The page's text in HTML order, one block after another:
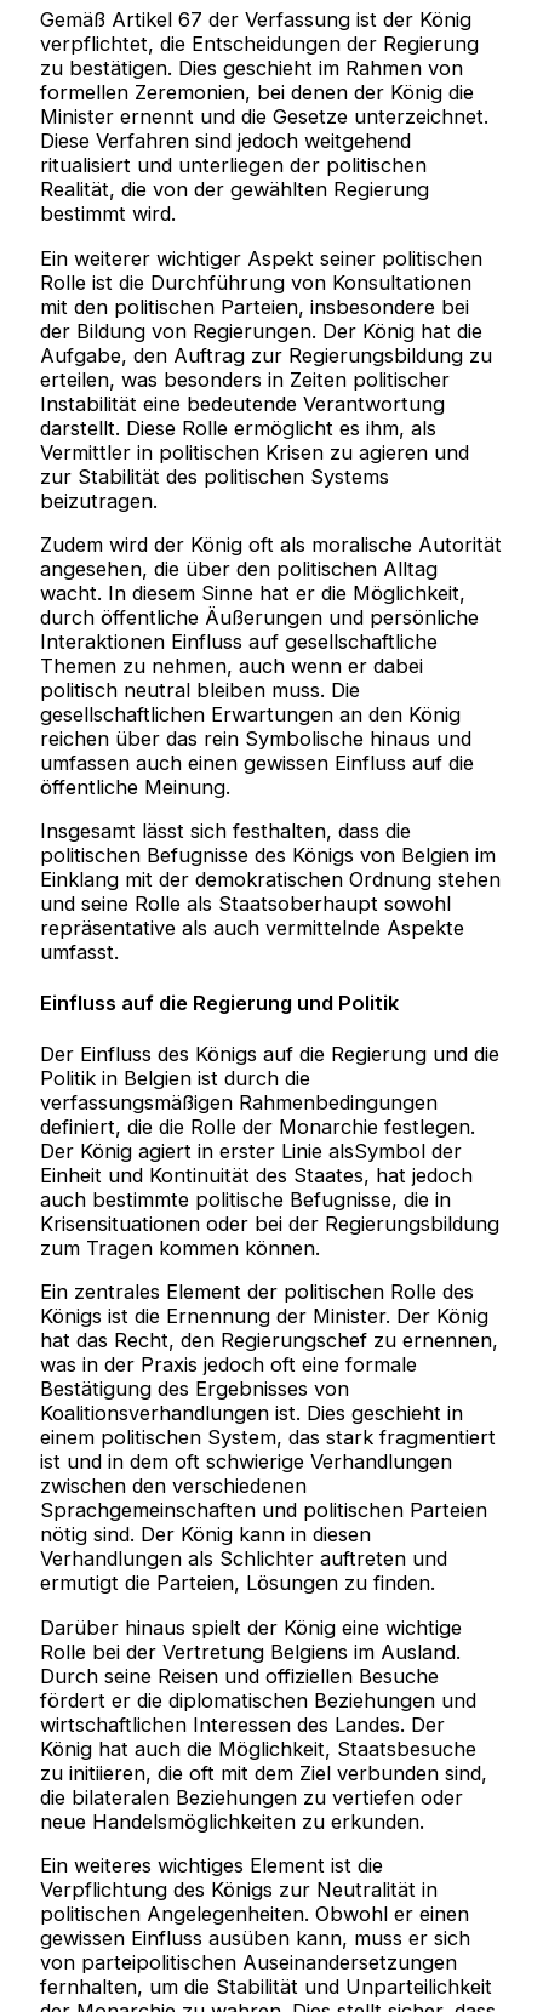
Gemäß Artikel 67 der Verfassung ist der König
verpflichtet, die Entscheidungen der Regierung
zu bestätigen. Dies geschieht im Rahmen von
formellen Zeremonien, bei denen der König die
Minister ernennt und die Gesetze unterzeichnet.
Diese Verfahren sind jedoch weitgehend
ritualisiert und unterliegen der politischen
Realität, die von der gewählten Regierung
bestimmt wird.
Ein weiterer wichtiger Aspekt seiner politischen
Rolle ist die Durchführung von Konsultationen
mit den politischen Parteien, insbesondere bei
der Bildung von Regierungen. Der König hat die
Aufgabe, den Auftrag zur Regierungsbildung zu
erteilen, was besonders in Zeiten politischer
Instabilität eine bedeutende Verantwortung
darstellt. Diese Rolle ermöglicht es ihm, als
Vermittler in politischen Krisen zu agieren und
zur Stabilität des politischen Systems
beizutragen.
Zudem wird der König oft als moralische Autorität
angesehen, die über den politischen Alltag
wacht. In diesem Sinne hat er die Möglichkeit,
durch öffentliche Äußerungen und persönliche
Interaktionen Einfluss auf gesellschaftliche
Themen zu nehmen, auch wenn er dabei
politisch neutral bleiben muss. Die
gesellschaftlichen Erwartungen an den König
reichen über das rein Symbolische hinaus und
umfassen auch einen gewissen Einfluss auf die
öffentliche Meinung.
Insgesamt lässt sich festhalten, dass die
politischen Befugnisse des Königs von Belgien im
Einklang mit der demokratischen Ordnung stehen
und seine Rolle als Staatsoberhaupt sowohl
repräsentative als auch vermittelnde Aspekte
umfasst.
Einfluss auf die Regierung und Politik
Der Einfluss des Königs auf die Regierung und die
Politik in Belgien ist durch die
verfassungsmäßigen Rahmenbedingungen
definiert, die die Rolle der Monarchie festlegen.
Der König agiert in erster Linie alsSymbol der
Einheit und Kontinuität des Staates, hat jedoch
auch bestimmte politische Befugnisse, die in
Krisensituationen oder bei der Regierungsbildung
zum Tragen kommen können.
Ein zentrales Element der politischen Rolle des
Königs ist die Ernennung der Minister. Der König
hat das Recht, den Regierungschef zu ernennen,
was in der Praxis jedoch oft eine formale
Bestätigung des Ergebnisses von
Koalitionsverhandlungen ist. Dies geschieht in
einem politischen System, das stark fragmentiert
ist und in dem oft schwierige Verhandlungen
zwischen den verschiedenen
Sprachgemeinschaften und politischen Parteien
nötig sind. Der König kann in diesen
Verhandlungen als Schlichter auftreten und
ermutigt die Parteien, Lösungen zu finden.
Darüber hinaus spielt der König eine wichtige
Rolle bei der Vertretung Belgiens im Ausland.
Durch seine Reisen und offiziellen Besuche
fördert er die diplomatischen Beziehungen und
wirtschaftlichen Interessen des Landes. Der
König hat auch die Möglichkeit, Staatsbesuche
zu initiieren, die oft mit dem Ziel verbunden sind,
die bilateralen Beziehungen zu vertiefen oder
neue Handelsmöglichkeiten zu erkunden.
Ein weiteres wichtiges Element ist die
Verpflichtung des Königs zur Neutralität in
politischen Angelegenheiten. Obwohl er einen
gewissen Einfluss ausüben kann, muss er sich
von parteipolitischen Auseinandersetzungen
fernhalten, um die Stabilität und Unparteilichkeit